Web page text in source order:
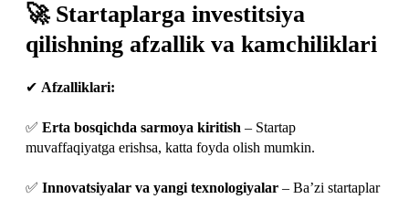
🚀 Startaplarga investitsiya
qilishning afzallik va kamchiliklari
✔ Afzalliklari:
✅ Erta bosqichda sarmoya kiritish – Startap
muvaffaqiyatga erishsa, katta foyda olish mumkin.
✅ Innovatsiyalar va yangi texnologiyalar – Ba’zi startaplar